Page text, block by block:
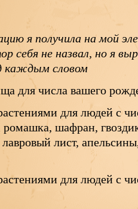
я получила на мой
себя не назвал, но я
каждым словом
для числа вашего
для людей с
шафран,
лавровый лист,
для людей с